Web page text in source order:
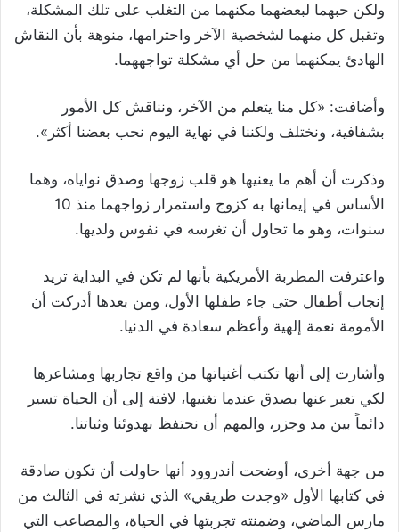
ولكن حبهما لبعضهما مكنهما من التغلب على تلك المشكلة،
وتقبل كل منهما لشخصية الآخر واحترامها، منوهة بأن النقاش
الهادئ يمكنهما من حل أي مشكلة تواجههما.
وأضافت: «كل منا يتعلم من الآخر، ونناقش كل الأمور
بشفافية، ونختلف ولكننا في نهاية اليوم نحب بعضنا أكثر».
وذكرت أن أهم ما يعنيها هو قلب زوجها وصدق نواياه، وهما
الأساس في إيمانها به كزوج واستمرار زواجهما منذ 10
سنوات، وهو ما تحاول أن تغرسه في نفوس ولديها.
واعترفت المطربة الأمريكية بأنها لم تكن في البداية تريد
إنجاب أطفال حتى جاء طفلها الأول، ومن بعدها أدركت أن
الأمومة نعمة إلهية وأعظم سعادة في الدنيا.
وأشارت إلى أنها تكتب أغنياتها من واقع تجاربها ومشاعرها
لكي تعبر عنها بصدق عندما تغنيها، لافتة إلى أن الحياة تسير
دائماً بين مد وجزر، والمهم أن نحتفظ بهدوئنا وثباتنا.
من جهة أخرى، أوضحت أندروود أنها حاولت أن تكون صادقة
في كتابها الأول «وجدت طريقي» الذي نشرته في الثالث من
مارس الماضي، وضمنته تجربتها في الحياة، والمصاعب التي